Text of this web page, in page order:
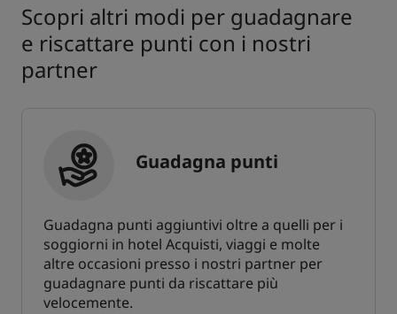
Scopri altri modi per guadagnare
e riscattare punti con i nostri
partner
Guadagna punti
Guadagna punti aggiuntivi oltre a quelli per i
soggiorni in hotel Acquisti, viaggi e molte
altre occasioni presso i nostri partner per
guadagnare punti da riscattare più
velocemente.